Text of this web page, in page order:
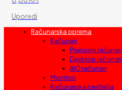
Uporedi
Računarska oprema
Računari
Prenosni računari
Desktop računari
AIO računari
Monitori
Računarska periferija